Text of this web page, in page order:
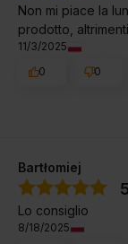
Non mi piace la
prodotto,
11/3/2025
0
0
Bartłomiej
5
Lo consiglio
8/18/2025